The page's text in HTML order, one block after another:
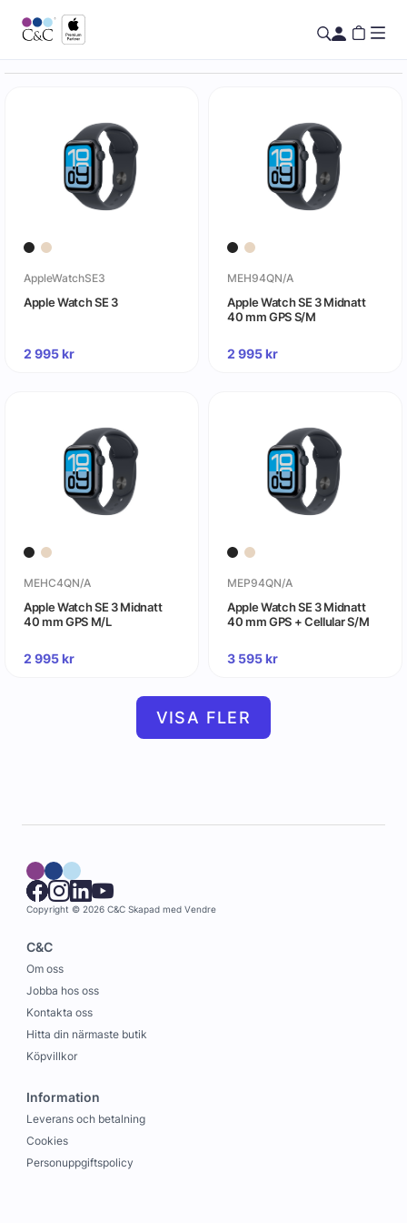
AppleWatchSE3
Apple Watch SE 3
2 995kr
MEH94QN/A
Apple Watch SE 3 Midnatt
40 mm GPS S/M
2 995kr
MEHC4QN/A
Apple Watch SE 3 Midnatt
40 mm GPS M/L
2 995kr
MEP94QN/A
Apple Watch SE 3 Midnatt
40 mm GPS + Cellular S/M
3 595kr
VISA FLER
Copyright © 2026 C&C Skapad med Vendre
C&C
Om oss
Jobba hos oss
Kontakta oss
Hitta din närmaste butik
Köpvillkor
Information
Leverans och betalning
Cookies
Personuppgiftspolicy